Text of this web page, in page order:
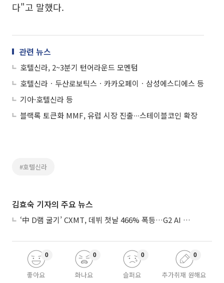
다"고 말했다.
관련 뉴스
호텔신라, 2~3분기 턴어라운드 모멘텀
호텔신라ㆍ두산로보틱스ㆍ카카오페이ㆍ삼성에스디에스 등
기아·호텔신라 등
블랙록 토큰화 MMF, 유럽 시장 진출∙∙∙스테이블코인 확장
#호텔신라
김효숙 기자의 주요 뉴스
‘中 D램 굴기’ CXMT, 데뷔 첫날 466% 폭등…G2 AI 패권 ‘쩐의 전쟁’
좋아요
0
화나요
0
슬퍼요
0
추가취재 원해요
0